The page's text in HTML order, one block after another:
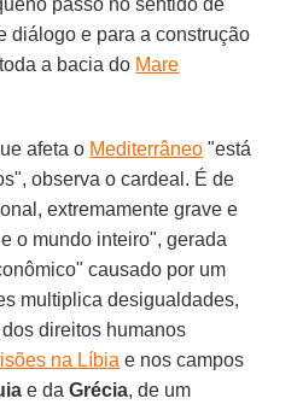
diálogo e para a construção
a bacia do Mare
afeta o Mediterrâneo "está
observa o cardeal. É de
extremamente grave e
o mundo inteiro", gerada
causado por um
multiplica desigualdades,
direitos humanos
na Líbia e nos campos
e daGrécia, de um